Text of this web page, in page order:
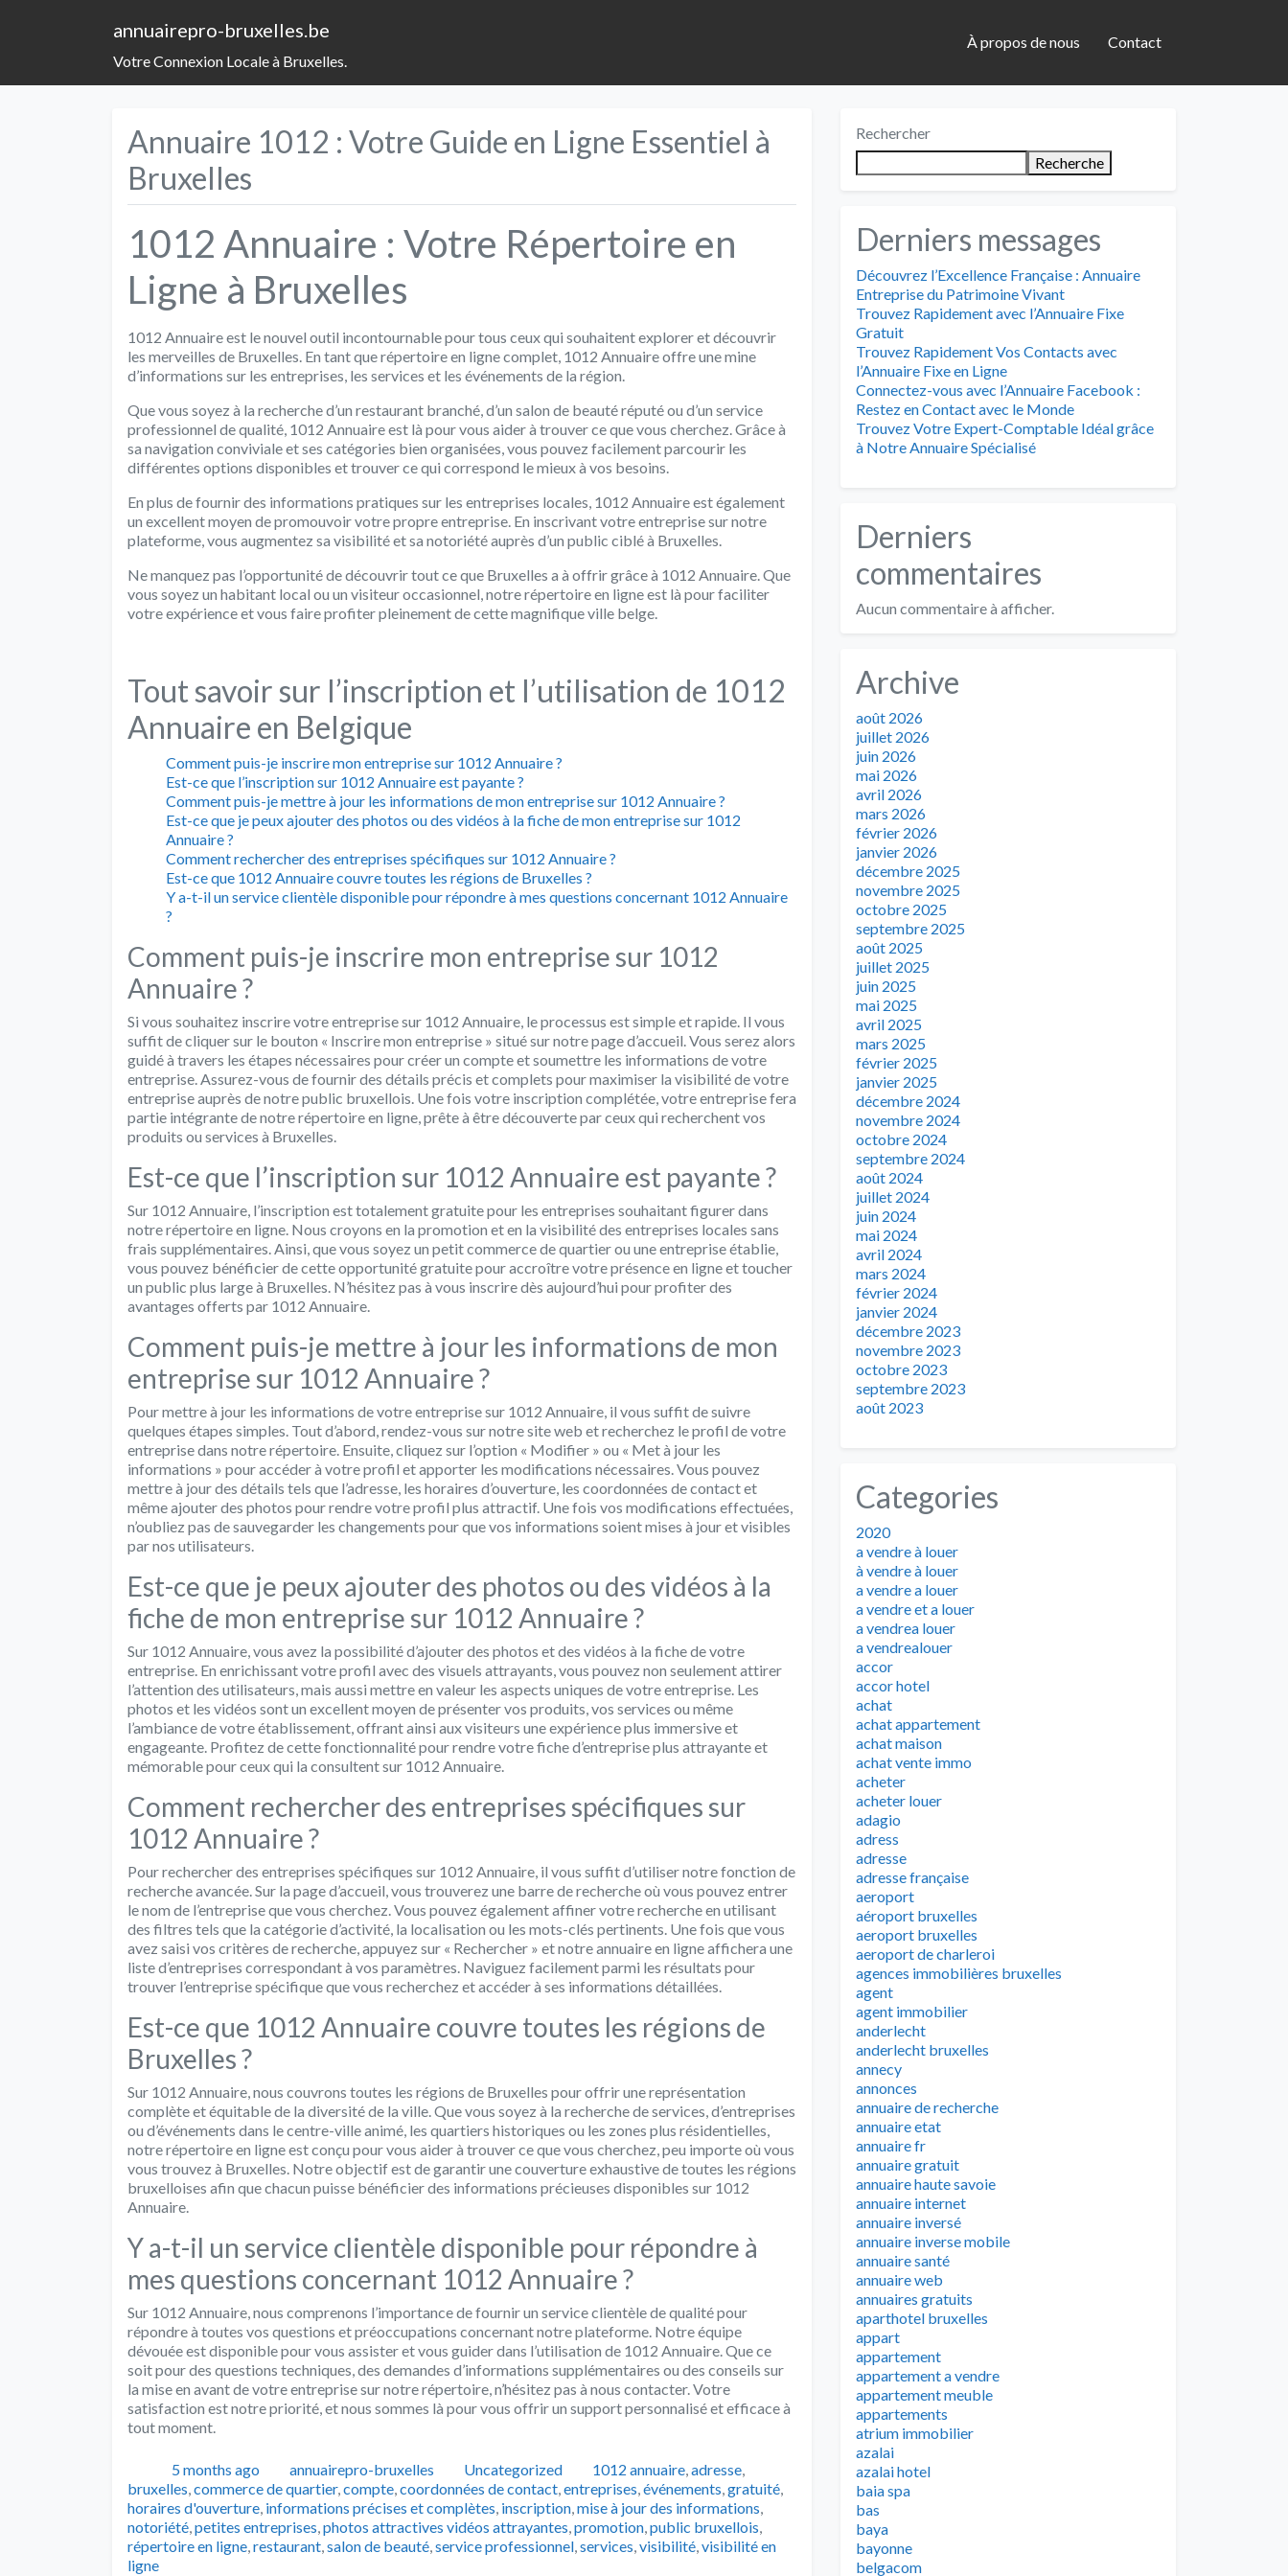
annuairepro-bruxelles.be
Votre Connexion Locale à Bruxelles.
À propos de nous Contact
Annuaire 1012 : Votre Guide en Ligne Essentiel à
Bruxelles
1012 Annuaire : Votre Répertoire en
Ligne à Bruxelles
1012 Annuaire est le nouvel outil incontournable pour tous ceux qui souhaitent explorer et découvrir
les merveilles de Bruxelles. En tant que répertoire en ligne complet, 1012 Annuaire offre une mine
d’informations sur les entreprises, les services et les événements de la région.
Que vous soyez à la recherche d’un restaurant branché, d’un salon de beauté réputé ou d’un service
professionnel de qualité, 1012 Annuaire est là pour vous aider à trouver ce que vous cherchez. Grâce à
sa navigation conviviale et ses catégories bien organisées, vous pouvez facilement parcourir les
différentes options disponibles et trouver ce qui correspond le mieux à vos besoins.
En plus de fournir des informations pratiques sur les entreprises locales, 1012 Annuaire est également
un excellent moyen de promouvoir votre propre entreprise. En inscrivant votre entreprise sur notre
plateforme, vous augmentez sa visibilité et sa notoriété auprès d’un public ciblé à Bruxelles.
Ne manquez pas l’opportunité de découvrir tout ce que Bruxelles a à offrir grâce à 1012 Annuaire. Que
vous soyez un habitant local ou un visiteur occasionnel, notre répertoire en ligne est là pour faciliter
votre expérience et vous faire profiter pleinement de cette magnifique ville belge.
Tout savoir sur l’inscription et l’utilisation de 1012
Annuaire en Belgique
Comment puis-je inscrire mon entreprise sur 1012 Annuaire ?
Est-ce que l’inscription sur 1012 Annuaire est payante ?
Comment puis-je mettre à jour les informations de mon entreprise sur 1012 Annuaire ?
Est-ce que je peux ajouter des photos ou des vidéos à la fiche de mon entreprise sur 1012
Annuaire ?
Comment rechercher des entreprises spécifiques sur 1012 Annuaire ?
Est-ce que 1012 Annuaire couvre toutes les régions de Bruxelles ?
Y a-t-il un service clientèle disponible pour répondre à mes questions concernant 1012 Annuaire
?
Comment puis-je inscrire mon entreprise sur 1012
Annuaire ?
Si vous souhaitez inscrire votre entreprise sur 1012 Annuaire, le processus est simple et rapide. Il vous
suffit de cliquer sur le bouton « Inscrire mon entreprise » situé sur notre page d’accueil. Vous serez alors
guidé à travers les étapes nécessaires pour créer un compte et soumettre les informations de votre
entreprise. Assurez-vous de fournir des détails précis et complets pour maximiser la visibilité de votre
entreprise auprès de notre public bruxellois. Une fois votre inscription complétée, votre entreprise fera
partie intégrante de notre répertoire en ligne, prête à être découverte par ceux qui recherchent vos
produits ou services à Bruxelles.
Est-ce que l’inscription sur 1012 Annuaire est payante ?
Sur 1012 Annuaire, l’inscription est totalement gratuite pour les entreprises souhaitant figurer dans
notre répertoire en ligne. Nous croyons en la promotion et en la visibilité des entreprises locales sans
frais supplémentaires. Ainsi, que vous soyez un petit commerce de quartier ou une entreprise établie,
vous pouvez bénéficier de cette opportunité gratuite pour accroître votre présence en ligne et toucher
un public plus large à Bruxelles. N’hésitez pas à vous inscrire dès aujourd’hui pour profiter des
avantages offerts par 1012 Annuaire.
Comment puis-je mettre à jour les informations de mon
entreprise sur 1012 Annuaire ?
Pour mettre à jour les informations de votre entreprise sur 1012 Annuaire, il vous suffit de suivre
quelques étapes simples. Tout d’abord, rendez-vous sur notre site web et recherchez le profil de votre
entreprise dans notre répertoire. Ensuite, cliquez sur l’option « Modifier » ou « Met à jour les
informations » pour accéder à votre profil et apporter les modifications nécessaires. Vous pouvez
mettre à jour des détails tels que l’adresse, les horaires d’ouverture, les coordonnées de contact et
même ajouter des photos pour rendre votre profil plus attractif. Une fois vos modifications effectuées,
n’oubliez pas de sauvegarder les changements pour que vos informations soient mises à jour et visibles
par nos utilisateurs.
Est-ce que je peux ajouter des photos ou des vidéos à la
fiche de mon entreprise sur 1012 Annuaire ?
Sur 1012 Annuaire, vous avez la possibilité d’ajouter des photos et des vidéos à la fiche de votre
entreprise. En enrichissant votre profil avec des visuels attrayants, vous pouvez non seulement attirer
l’attention des utilisateurs, mais aussi mettre en valeur les aspects uniques de votre entreprise. Les
photos et les vidéos sont un excellent moyen de présenter vos produits, vos services ou même
l’ambiance de votre établissement, offrant ainsi aux visiteurs une expérience plus immersive et
engageante. Profitez de cette fonctionnalité pour rendre votre fiche d’entreprise plus attrayante et
mémorable pour ceux qui la consultent sur 1012 Annuaire.
Comment rechercher des entreprises spécifiques sur
1012 Annuaire ?
Pour rechercher des entreprises spécifiques sur 1012 Annuaire, il vous suffit d’utiliser notre fonction de
recherche avancée. Sur la page d’accueil, vous trouverez une barre de recherche où vous pouvez entrer
le nom de l’entreprise que vous cherchez. Vous pouvez également affiner votre recherche en utilisant
des filtres tels que la catégorie d’activité, la localisation ou les mots-clés pertinents. Une fois que vous
avez saisi vos critères de recherche, appuyez sur « Rechercher » et notre annuaire en ligne affichera une
liste d’entreprises correspondant à vos paramètres. Naviguez facilement parmi les résultats pour
trouver l’entreprise spécifique que vous recherchez et accéder à ses informations détaillées.
Est-ce que 1012 Annuaire couvre toutes les régions de
Bruxelles ?
Sur 1012 Annuaire, nous couvrons toutes les régions de Bruxelles pour offrir une représentation
complète et équitable de la diversité de la ville. Que vous soyez à la recherche de services, d’entreprises
ou d’événements dans le centre-ville animé, les quartiers historiques ou les zones plus résidentielles,
notre répertoire en ligne est conçu pour vous aider à trouver ce que vous cherchez, peu importe où vous
vous trouvez à Bruxelles. Notre objectif est de garantir une couverture exhaustive de toutes les régions
bruxelloises afin que chacun puisse bénéficier des informations précieuses disponibles sur 1012
Annuaire.
Y a-t-il un service clientèle disponible pour répondre à
mes questions concernant 1012 Annuaire ?
Sur 1012 Annuaire, nous comprenons l’importance de fournir un service clientèle de qualité pour
répondre à toutes vos questions et préoccupations concernant notre plateforme. Notre équipe
dévouée est disponible pour vous assister et vous guider dans l’utilisation de 1012 Annuaire. Que ce
soit pour des questions techniques, des demandes d’informations supplémentaires ou des conseils sur
la mise en avant de votre entreprise sur notre répertoire, n’hésitez pas à nous contacter. Votre
satisfaction est notre priorité, et nous sommes là pour vous offrir un support personnalisé et efficace à
tout moment.
Publié5 months ago Auteur
annuairepro-bruxelles Catégories
Uncategorized Tags
1012 annuaire,adresse,
bruxelles,commerce de quartier,compte,coordonnées de contact,entreprises,événements,gratuité,
horaires d'ouverture, informations précises et complètes, inscription,mise à jour des informations,
notoriété,petites entreprises,photos attractives vidéos attrayantes,promotion,public bruxellois,
répertoire en ligne,restaurant,salon de beauté,service professionnel,services,visibilité,visibilité en
ligne
Rechercher
Recherche
Derniers messages
Découvrez l’Excellence Française : Annuaire
Entreprise du Patrimoine Vivant
Trouvez Rapidement avec l’Annuaire Fixe
Gratuit
Trouvez Rapidement Vos Contacts avec
l’Annuaire Fixe en Ligne
Connectez-vous avec l’Annuaire Facebook :
Restez en Contact avec le Monde
Trouvez Votre Expert-Comptable Idéal grâce
à Notre Annuaire Spécialisé
Derniers
commentaires
Aucun commentaire à afficher.
Archive
août 2026
juillet 2026
juin 2026
mai 2026
avril 2026
mars 2026
février 2026
janvier 2026
décembre 2025
novembre 2025
octobre 2025
septembre 2025
août 2025
juillet 2025
juin 2025
mai 2025
avril 2025
mars 2025
février 2025
janvier 2025
décembre 2024
novembre 2024
octobre 2024
septembre 2024
août 2024
juillet 2024
juin 2024
mai 2024
avril 2024
mars 2024
février 2024
janvier 2024
décembre 2023
novembre 2023
octobre 2023
septembre 2023
août 2023
Categories
2020
a vendre à louer
à vendre à louer
a vendre a louer
a vendre et a louer
a vendrea louer
a vendrealouer
accor
accor hotel
achat
achat appartement
achat maison
achat vente immo
acheter
acheter louer
adagio
adress
adresse
adresse française
aeroport
aéroport bruxelles
aeroport bruxelles
aeroport de charleroi
agences immobilières bruxelles
agent
agent immobilier
anderlecht
anderlecht bruxelles
annecy
annonces
annuaire de recherche
annuaire etat
annuaire fr
annuaire gratuit
annuaire haute savoie
annuaire internet
annuaire inversé
annuaire inverse mobile
annuaire santé
annuaire web
annuaires gratuits
aparthotel bruxelles
appart
appartement
appartement a vendre
appartement meuble
appartements
atrium immobilier
azalai
azalai hotel
baia spa
bas
baya
bayonne
belgacom